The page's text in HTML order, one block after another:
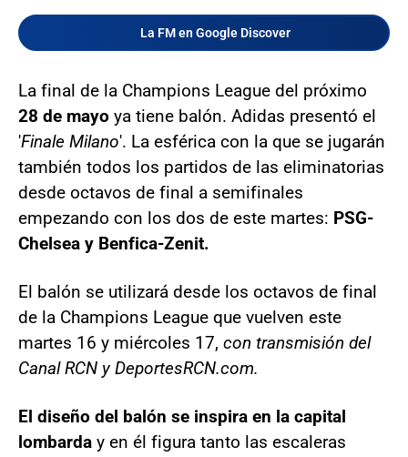
La FM en Google Discover
La final de la Champions League del próximo
28 de mayo ya tiene balón. Adidas presentó el
'Finale Milano'. La esférica con la que se jugarán
también todos los partidos de las eliminatorias
desde octavos de final a semifinales
empezando con los dos de este martes: PSG-
Chelsea y Benfica-Zenit.
El balón se utilizará desde los octavos de final
de la Champions League que vuelven este
martes 16 y miércoles 17, con transmisión del
Canal RCN y DeportesRCN.com.
El diseño del balón se inspira en la capital
lombarda y en él figura tanto las escaleras